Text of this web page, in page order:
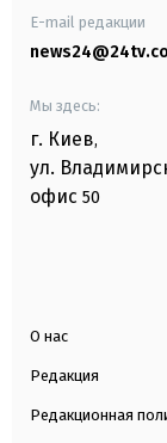
E-mail редакции
Мы здесь:
г. Киев,
ул.
офис 50
О нас
Редакция
Редакционная